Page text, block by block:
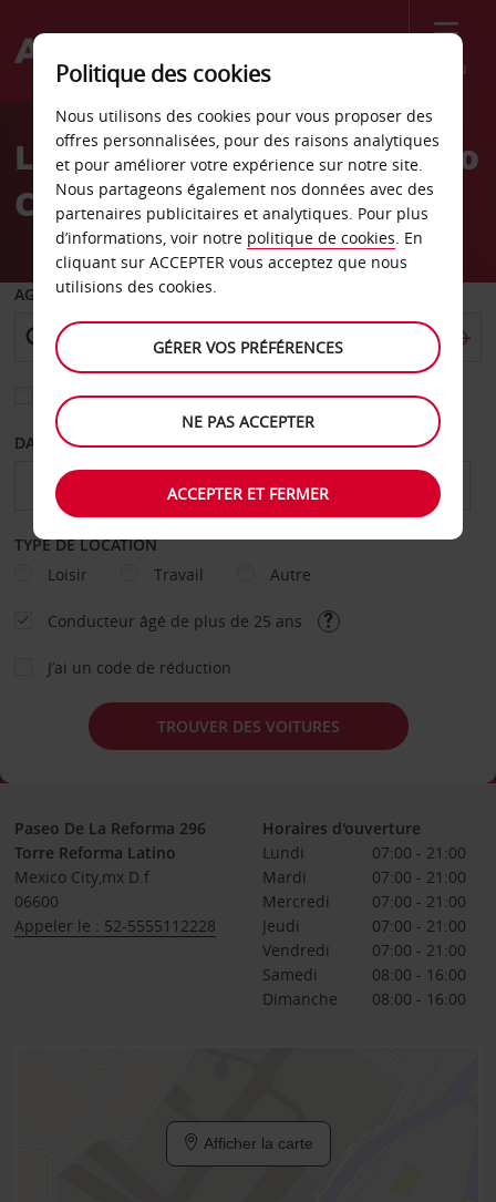
Menu
Welcome
AvisLocation de voiture Mexico
City Reforma
AGENCE DE DÉPART
Sélectionnez une autre agence de retour
DATE DE DÉPART DATE DE RETOUR
TYPE DE LOCATION
Loisir
Travail Autre
Conducteur âgé de plus de 25 ans
J’ai un code de réduction
TROUVER DES VOITURES
Paseo De La Reforma 296
Torre Reforma Latino
Mexico City,mx D.f
06600
Appeler le : 52-5555112228
Horaires d'ouverture
Lundi
07:00 - 21:00
Mardi
07:00 - 21:00
Mercredi
07:00 - 21:00
Jeudi
07:00 - 21:00
Vendredi
07:00 - 21:00
Samedi
08:00 - 16:00
Dimanche
08:00 - 16:00
Afficher la carte
Politique des cookies
Nous utilisons des cookies pour vous proposer des
offres personnalisées, pour des raisons analytiques
et pour améliorer votre expérience sur notre site.
Nous partageons également nos données avec des
partenaires publicitaires et analytiques. Pour plus
d’informations, voir notre politique de cookies. En
cliquant sur ACCEPTER vous acceptez que nous
utilisions des cookies.
GÉRER VOS PRÉFÉRENCES
NE PAS ACCEPTER
ACCEPTER ET FERMER